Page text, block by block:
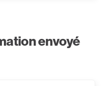
envoyé